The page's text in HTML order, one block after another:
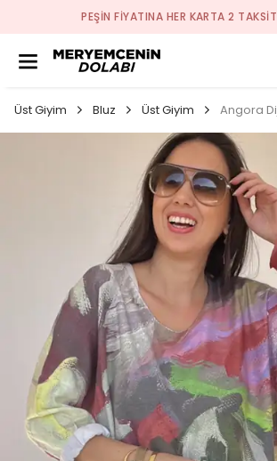
PEŞİN FİYATINA HER KARTA 2
Üst Giyim Bluz Üst Giyim Angora